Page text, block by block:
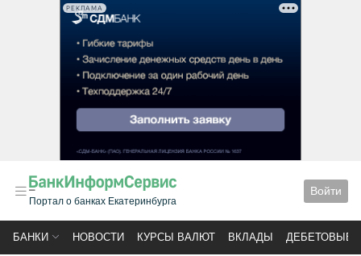
РЕКЛАМА
Портал о банках Екатеринбурга
Войти
БАНКИ НОВОСТИ КУРСЫ ВАЛЮТ ВКЛАДЫ ДЕБЕТОВЫЕ